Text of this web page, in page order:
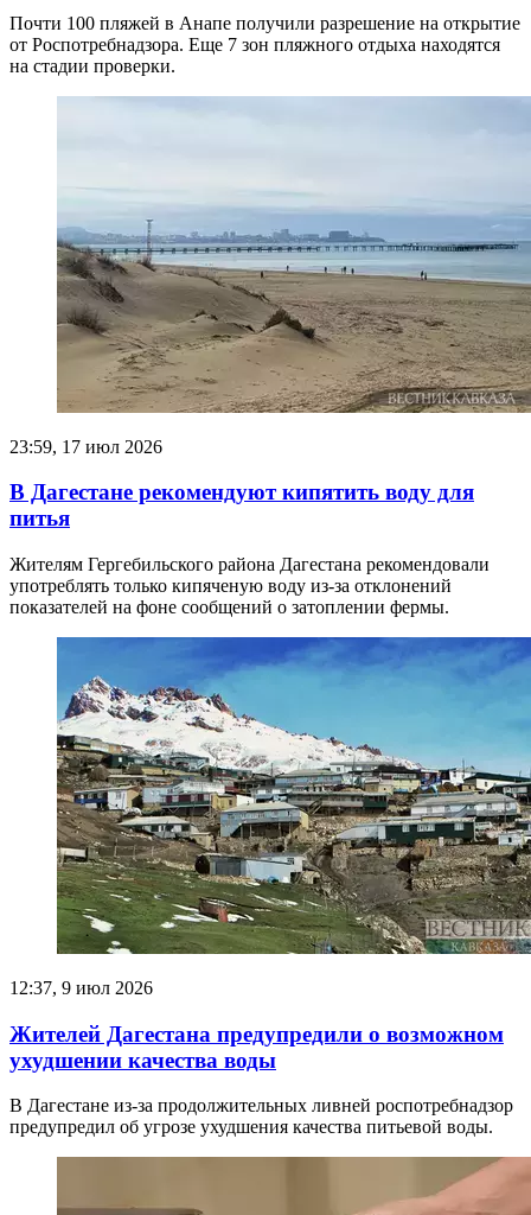
Почти 100 пляжей в Анапе получили разрешение на открытие
от Роспотребнадзора. Еще 7 зон пляжного отдыха находятся
на стадии проверки.
23:59, 17 июл 2026
В Дагестане рекомендуют кипятить воду для
питья
​Жителям Гергебильского района Дагестана рекомендовали
употреблять только кипяченую воду из-за отклонений
показателей на фоне сообщений о затоплении фермы.
12:37, 9 июл 2026
Жителей Дагестана предупредили о возможном
ухудшении качества воды
В Дагестане из-за продолжительных ливней роспотребнадзор
предупредил об угрозе ухудшения качества питьевой воды.